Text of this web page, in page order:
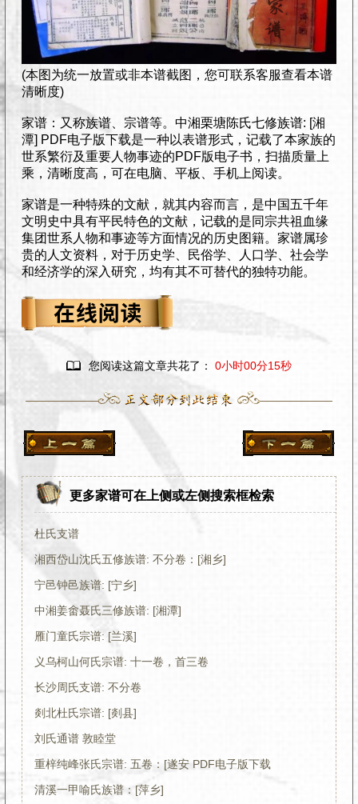
(本图为统一放置或非本谱截图，您可联系客服查看本谱
清晰度)
家谱：又称族谱、宗谱等。中湘栗塘陈氏七修族谱: [湘
潭] PDF电子版下载是一种以表谱形式，记载了本家族的
世系繁衍及重要人物事迹的PDF版电子书，扫描质量上
乘，清晰度高，可在电脑、平板、手机上阅读。
家谱是一种特殊的文献，就其内容而言，是中国五千年
文明史中具有平民特色的文献，记载的是同宗共祖血缘
集团世系人物和事迹等方面情况的历史图籍。家谱属珍
贵的人文资料，对于历史学、民俗学、人口学、社会学
和经济学的深入研究，均有其不可替代的独特功能。
 您阅读这篇文章共花了： 0小时00分16秒
更多家谱可在上侧或左侧搜索框检索
杜氏支谱
湘西岱山沈氏五修族谱: 不分卷：[湘乡]
宁邑钟邑族谱: [宁乡]
中湘姜畬聂氏三修族谱: [湘潭]
雁门童氏宗谱: [兰溪]
义乌柯山何氏宗谱: 十一卷，首三卷
长沙周氏支谱: 不分卷
剡北杜氏宗谱: [剡县]
刘氏通谱 敦睦堂
重梓纯峰张氏宗谱: 五卷：[遂安 PDF电子版下载
清溪一甲喻氏族谱：[萍乡]